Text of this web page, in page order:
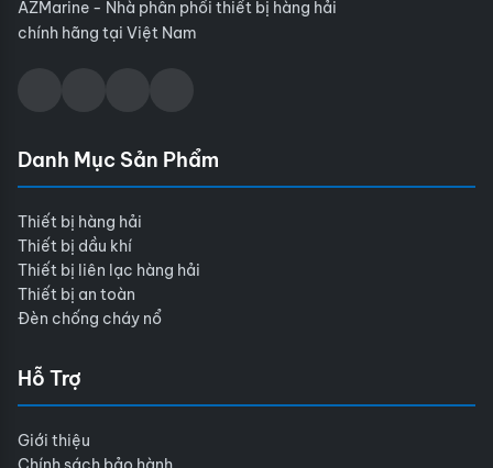
AZMarine - Nhà phân phối thiết bị hàng hải
chính hãng tại Việt Nam
Danh Mục Sản Phẩm
Thiết bị hàng hải
Thiết bị dầu khí
Thiết bị liên lạc hàng hải
Thiết bị an toàn
Đèn chống cháy nổ
Hỗ Trợ
Giới thiệu